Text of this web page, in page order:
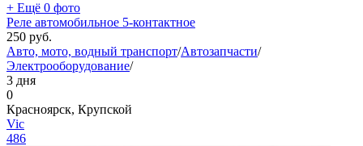
+ Ещё 0 фото
Реле автомобильное 5-контактное
250 руб.
Авто, мото, водный транспорт/Автозапчасти/
Электрооборудование/
3 дня
0
Красноярск, Крупской
Vic
486